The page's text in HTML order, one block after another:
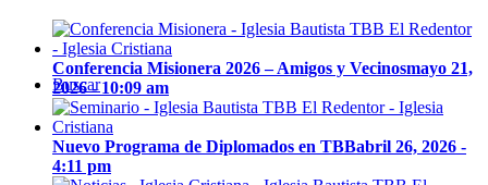
Buscar
Conferencia Misionera 2026 – Amigos y Vecinosmayo 21,
2026 - 10:09 am
Nuevo Programa de Diplomados en TBBabril 26, 2026 -
4:11 pm